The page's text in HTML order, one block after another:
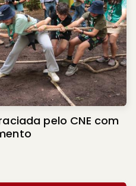
pelo CNE com